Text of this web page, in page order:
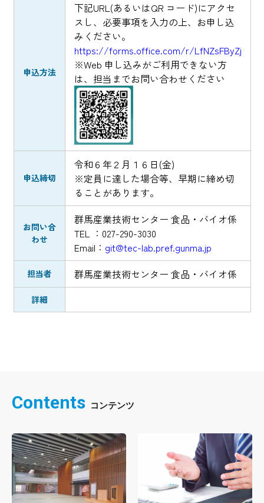
申込方法
下記URL(あるいはQR コード)にアクセ
スし、必要事項を入力の上、お申し込
みください。
https://forms.office.com/r/LfNZsFByZj
※Web 申し込みがご利用できない方
は、担当までお問い合わせください
申込締切
令和６年２月１６日(金)
※定員に達した場合等、早期に締め切
ることがあります。
お問い合
わせ
群馬産業技術センター 食品・バイオ係
TEL ：027-290-3030
Email： git@tec-lab.pref.gunma.jp
担当者 群馬産業技術センター 食品・バイオ係
詳細
Contents